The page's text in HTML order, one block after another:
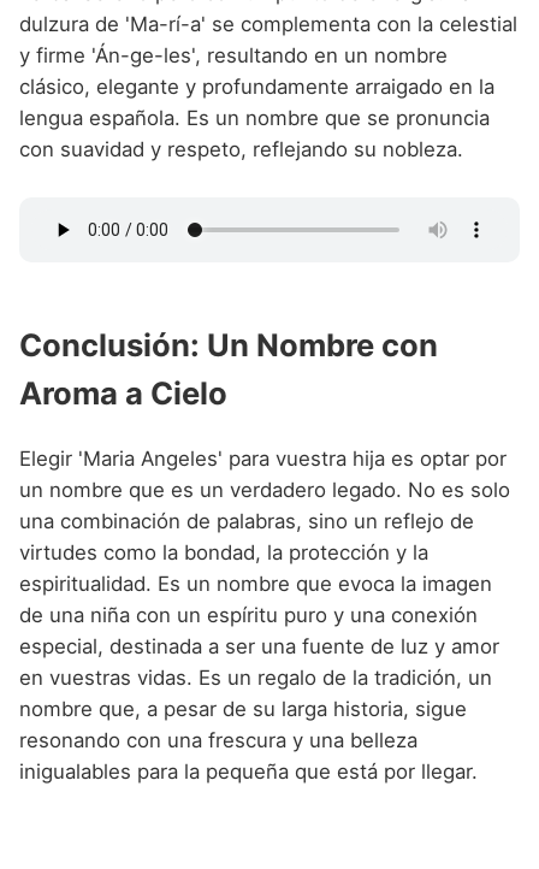
dulzura de 'Ma-rí-a' se complementa con la celestial
y firme 'Án-ge-les', resultando en un nombre
clásico, elegante y profundamente arraigado en la
lengua española. Es un nombre que se pronuncia
con suavidad y respeto, reflejando su nobleza.
Conclusión: Un Nombre con
Aroma a Cielo
Elegir 'Maria Angeles' para vuestra hija es optar por
un nombre que es un verdadero legado. No es solo
una combinación de palabras, sino un reflejo de
virtudes como la bondad, la protección y la
espiritualidad. Es un nombre que evoca la imagen
de una niña con un espíritu puro y una conexión
especial, destinada a ser una fuente de luz y amor
en vuestras vidas. Es un regalo de la tradición, un
nombre que, a pesar de su larga historia, sigue
resonando con una frescura y una belleza
inigualables para la pequeña que está por llegar.